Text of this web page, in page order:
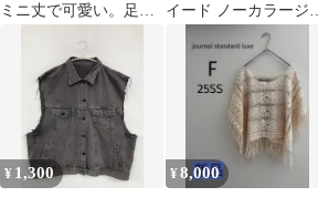
ミニ丈で可愛い。足長
イード ノーカラージャ
ケット ネイビー系 ラ
¥ 1,300 ¥8,000